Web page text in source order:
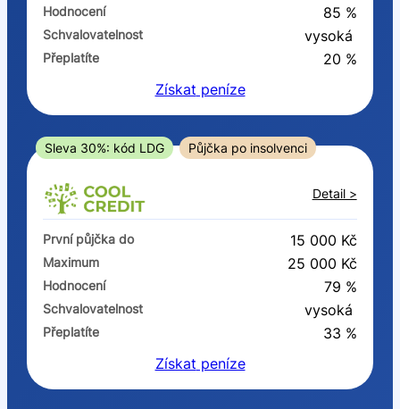
Po insolvenci
V hotovosti
ano
Hodnocení 85 %
Schvalovatelnost vysoká
Přeplatíte
20 %
Získat peníze
Sleva 30%: kód LDG Půjčka po insolvenci
Detail >
První půjčka do 15 000 Kč
Maximum 25 000 Kč
Hodnocení 79 %
Schvalovatelnost vysoká
Přeplatíte
33 %
Získat peníze